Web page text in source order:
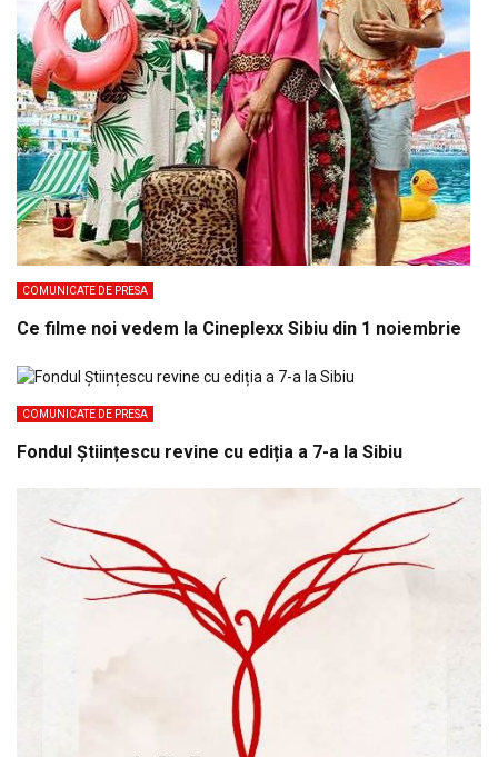
COMUNICATE DE PRESA
Ce filme noi vedem la Cineplexx Sibiu din 1 noiembrie
COMUNICATE DE PRESA
Fondul Științescu revine cu ediția a 7-a la Sibiu